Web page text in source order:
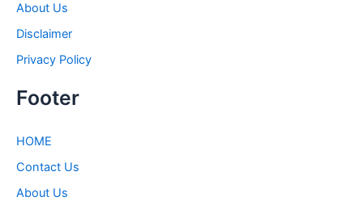
About Us
Disclaimer
Privacy Policy
Footer
HOME
Contact Us
About Us